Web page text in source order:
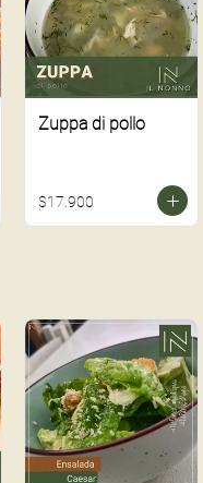
Zuppa di pollo
$17.900